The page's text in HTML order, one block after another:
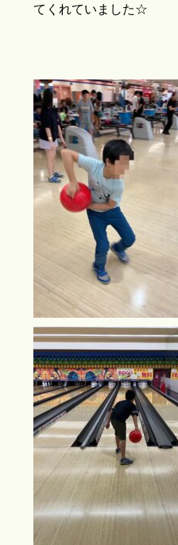
てくれていました☆